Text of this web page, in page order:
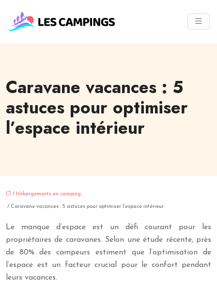
Caravane vacances : 5
astuces pour optimiser
l’espace intérieur
/ Hébergements en camping
/ Caravane vacances : 5 astuces pour optimiser l’espace intérieur
Le manque d’espace est un défi courant pour les
propriétaires de caravanes. Selon une étude récente, près
de 80% des campeurs estiment que l’optimisation de
l’espace est un facteur crucial pour le confort pendant
leurs vacances.